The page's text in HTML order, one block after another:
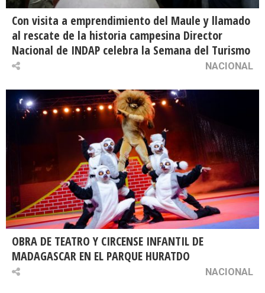
Con visita a emprendimiento del Maule y llamado
al rescate de la historia campesina Director
Nacional de INDAP celebra la Semana del Turismo
NACIONAL
OBRA DE TEATRO Y CIRCENSE INFANTIL DE
MADAGASCAR EN EL PARQUE HURATDO
NACIONAL